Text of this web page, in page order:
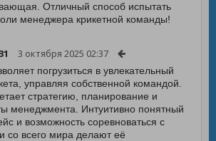
Отличный способ испытать
менеджера крикетной команды!
3 октября 2025 02:37
погрузиться в увлекательный
управляя собственной командой.
стратегию, планирование и
менеджмента. Интуитивно понятный
и возможность соревноваться с
со всего мира делают её